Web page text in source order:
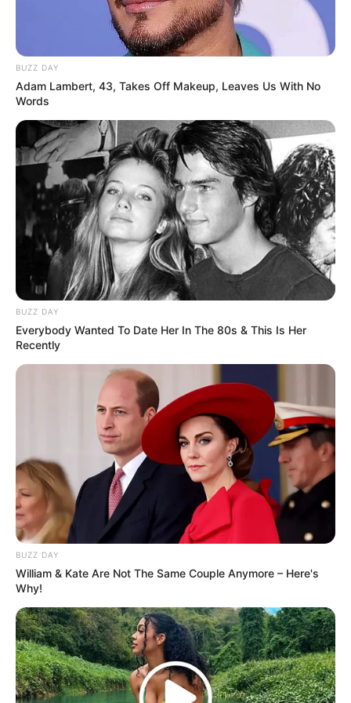
Serem! 9 Chat Ojek Online &
Pelanggan Ini Bikin Auto
Merinding
BUZZ DAY
Adam Lambert, 43, Takes Off Makeup, Leaves Us With No
Words
BUZZ DAY
Everybody Wanted To Date Her In The 80s & This Is Her
Recently
BUZZ DAY
William & Kate Are Not The Same Couple Anymore – Here's
Why!